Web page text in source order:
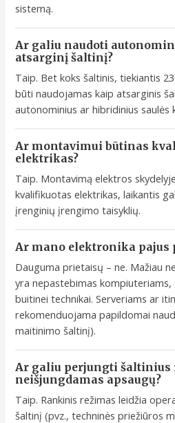
sistemą.
Ar galiu naudoti
atsarginį šaltinį?
Taip. Bet koks šaltinis, tiekiantis
būti naudojamas kaip atsarginis
autonominius ar hibridinius saulės
Ar montavimui būtinas
elektrikas?
Taip. Montavimą elektros
kvalifikuotas elektrikas, laikantis
įrenginių įrengimo taisyklių.
Ar mano elektronika pajus
Dauguma prietaisų – ne. Mažiau
yra nepastebimas
buitinei technikai. Serveriams ar
rekomenduojama papildomai
maitinimo šaltinį).
Ar galiu perjungti šaltinius
neišjungdamas apsaugų?
Taip. Rankinis režimas leidžia
šaltinį (pvz., techninės priežiūros